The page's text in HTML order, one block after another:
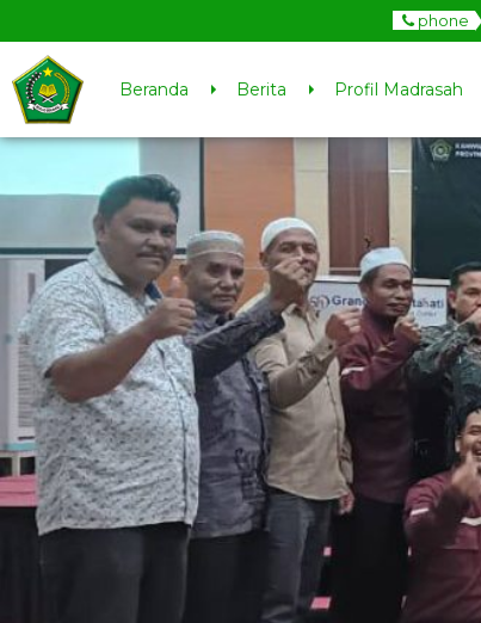
phone
Beranda Berita Profil Madrasah